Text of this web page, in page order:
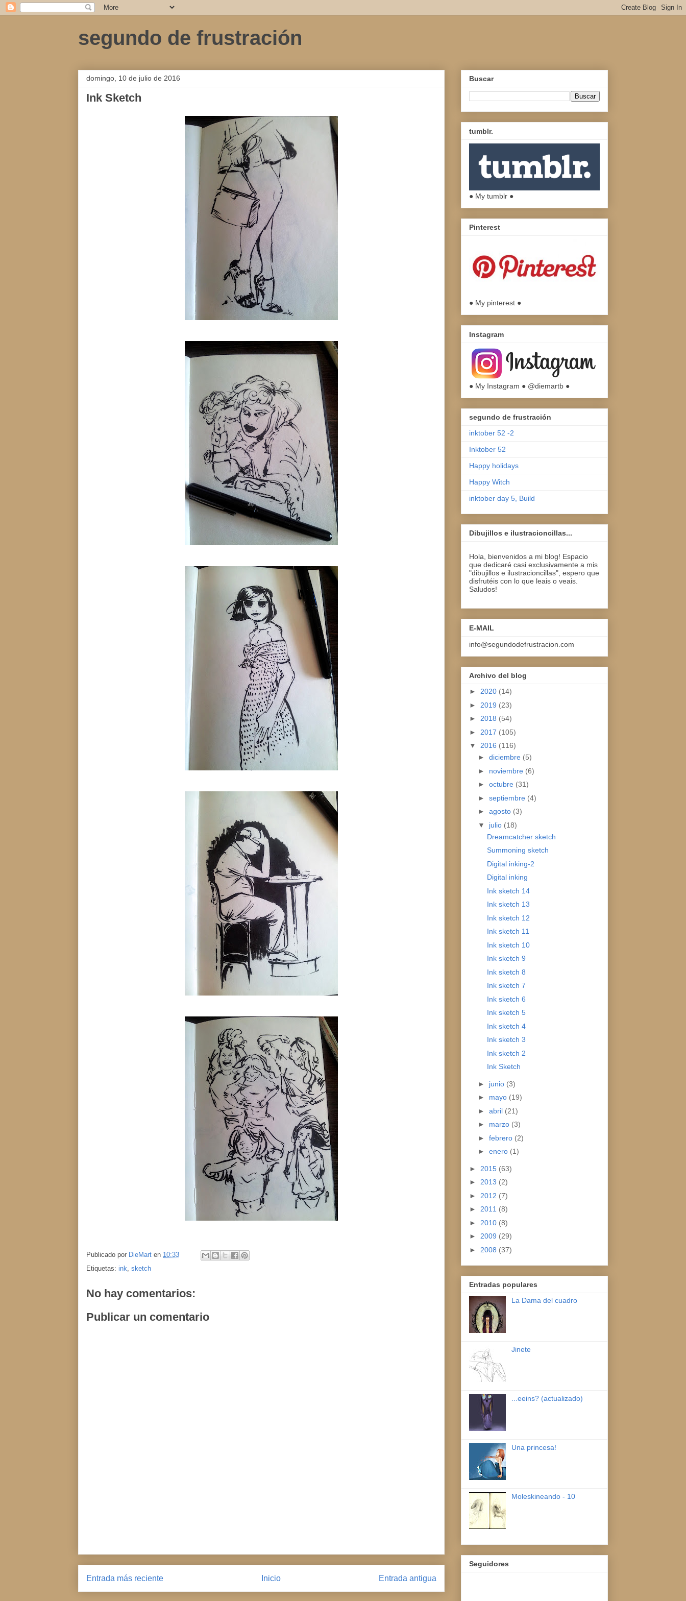
segundo de frustración
domingo, 10 de julio de 2016
Ink Sketch
Publicado por DieMart en 10:33
Etiquetas: ink, sketch
No hay comentarios:
Publicar un comentario
Entrada más reciente Entrada antigua
Inicio
Buscar
tumblr.
● My tumblr ●
Pinterest
● My pinterest ●
Instagram
● My Instagram ● @diemartb ●
segundo de frustración
inktober 52 -2
Inktober 52
Happy holidays
Happy Witch
inktober day 5, Build
Dibujillos e ilustracioncillas...
Hola, bienvenidos a mi blog! Espacio
que dedicaré casi exclusivamente a mis
"dibujillos e ilustracioncillas", espero que
disfrutéis con lo que leais o veais.
Saludos!
E-MAIL
info@segundodefrustracion.com
Archivo del blog
► 2020 (14)
► 2019 (23)
► 2018 (54)
► 2017 (105)
▼ 2016 (116)
► diciembre (5)
► noviembre (6)
► octubre (31)
► septiembre (4)
► agosto (3)
▼ julio (18)
Dreamcatcher sketch
Summoning sketch
Digital inking-2
Digital inking
Ink sketch 14
Ink sketch 13
Ink sketch 12
Ink sketch 11
Ink sketch 10
Ink sketch 9
Ink sketch 8
Ink sketch 7
Ink sketch 6
Ink sketch 5
Ink sketch 4
Ink sketch 3
Ink sketch 2
Ink Sketch
► junio (3)
► mayo (19)
► abril (21)
► marzo (3)
► febrero (2)
► enero (1)
► 2015 (63)
► 2013 (2)
► 2012 (7)
► 2011 (8)
► 2010 (8)
► 2009 (29)
► 2008 (37)
Entradas populares
La Dama del cuadro
Jinete
...eeins? (actualizado)
Una princesa!
Moleskineando - 10
Seguidores